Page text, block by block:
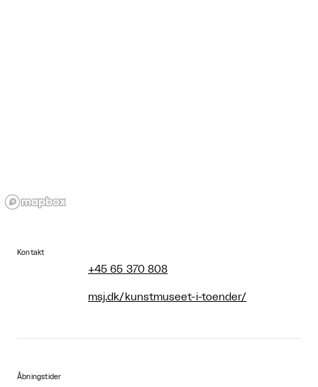
Kontakt
+45 65 370 808
msj.dk/kunstmuseet-i-toender/
Åbningstider